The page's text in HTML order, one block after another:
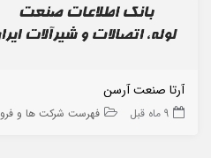
آرتا صنعت آرسن
9 ماه قبل فهرست شرکت ها و فروشگاه ها